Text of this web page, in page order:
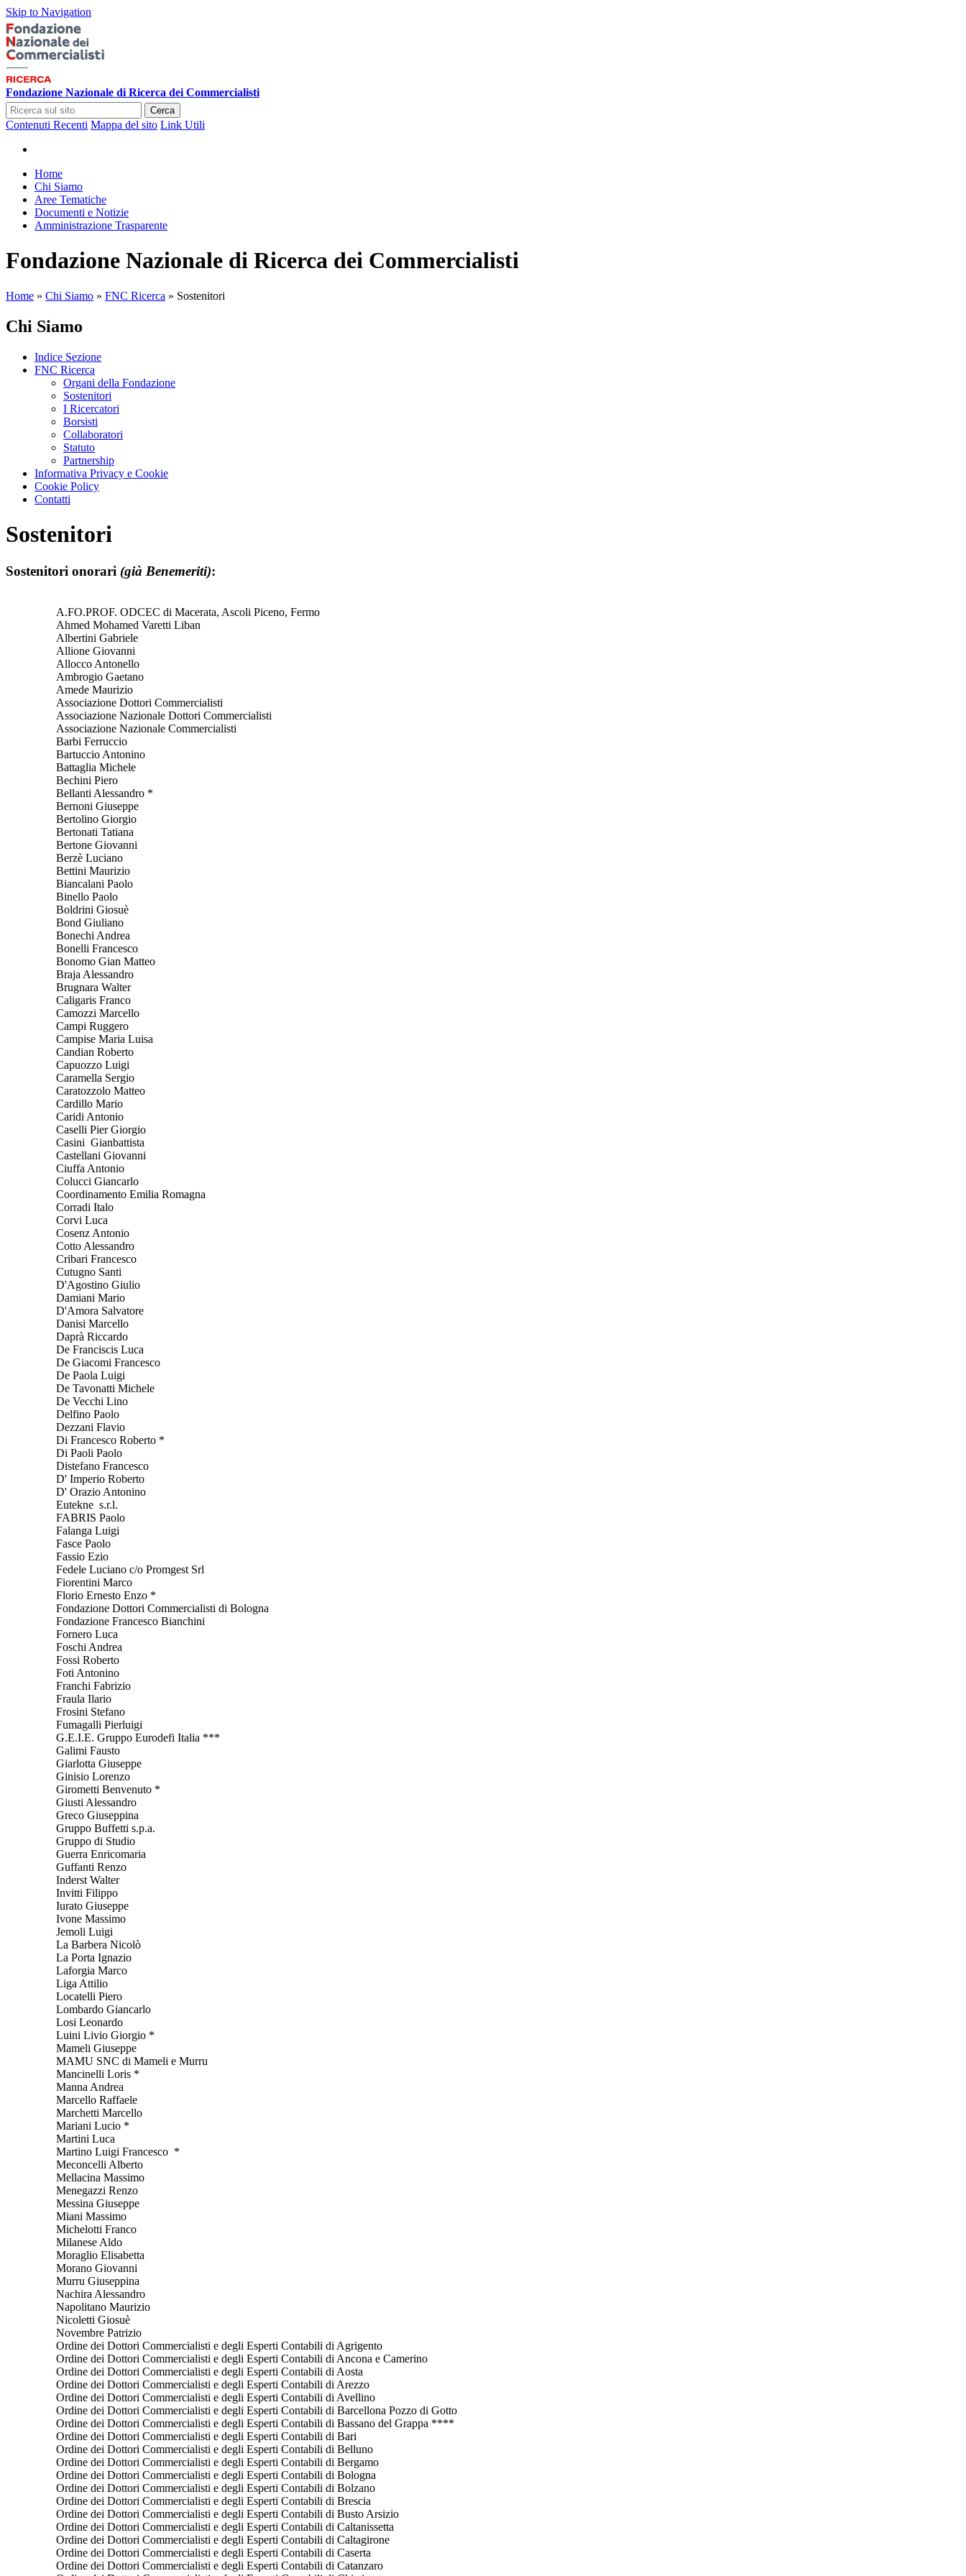
Skip to Navigation
Fondazione Nazionale di Ricerca dei Commercialisti
Cerca
Contenuti Recenti Mappa del sito Link Utili
Home
Chi Siamo
Aree Tematiche
Documenti e Notizie
Amministrazione Trasparente
Fondazione Nazionale di Ricerca dei Commercialisti
Home » Chi Siamo » FNC Ricerca » Sostenitori
Chi Siamo
Indice Sezione
FNC Ricerca
Organi della Fondazione
Sostenitori
I Ricercatori
Borsisti
Collaboratori
Statuto
Partnership
Informativa Privacy e Cookie
Cookie Policy
Contatti
Sostenitori
Sostenitori onorari (già Benemeriti):
A.FO.PROF. ODCEC di Macerata, Ascoli Piceno, Fermo
Ahmed Mohamed Varetti Liban
Albertini Gabriele
Allione Giovanni
Allocco Antonello
Ambrogio Gaetano
Amede Maurizio
Associazione Dottori Commercialisti
Associazione Nazionale Dottori Commercialisti
Associazione Nazionale Commercialisti
Barbi Ferruccio
Bartuccio Antonino
Battaglia Michele
Bechini Piero
Bellanti Alessandro *
Bernoni Giuseppe
Bertolino Giorgio
Bertonati Tatiana
Bertone Giovanni
Berzè Luciano
Bettini Maurizio
Biancalani Paolo
Binello Paolo
Boldrini Giosuè
Bond Giuliano
Bonechi Andrea
Bonelli Francesco
Bonomo Gian Matteo
Braja Alessandro
Brugnara Walter
Caligaris Franco
Camozzi Marcello
Campi Ruggero
Campise Maria Luisa
Candian Roberto
Capuozzo Luigi
Caramella Sergio
Caratozzolo Matteo
Cardillo Mario
Caridi Antonio
Caselli Pier Giorgio
Casini Gianbattista
Castellani Giovanni
Ciuffa Antonio
Colucci Giancarlo
Coordinamento Emilia Romagna
Corradi Italo
Corvi Luca
Cosenz Antonio
Cotto Alessandro
Cribari Francesco
Cutugno Santi
D'Agostino Giulio
Damiani Mario
D'Amora Salvatore
Danisi Marcello
Daprà Riccardo
De Franciscis Luca
De Giacomi Francesco
De Paola Luigi
De Tavonatti Michele
De Vecchi Lino
Delfino Paolo
Dezzani Flavio
Di Francesco Roberto *
Di Paoli Paolo
Distefano Francesco
D' Imperio Roberto
D' Orazio Antonino
Eutekne s.r.l.
FABRIS Paolo
Falanga Luigi
Fasce Paolo
Fassio Ezio
Fedele Luciano c/o Promgest Srl
Fiorentini Marco
Florio Ernesto Enzo *
Fondazione Dottori Commercialisti di Bologna
Fondazione Francesco Bianchini
Fornero Luca
Foschi Andrea
Fossi Roberto
Foti Antonino
Franchi Fabrizio
Fraula Ilario
Frosini Stefano
Fumagalli Pierluigi
G.E.I.E. Gruppo Eurodefi Italia ***
Galimi Fausto
Giarlotta Giuseppe
Ginisio Lorenzo
Girometti Benvenuto *
Giusti Alessandro
Greco Giuseppina
Gruppo Buffetti s.p.a.
Gruppo di Studio
Guerra Enricomaria
Guffanti Renzo
Inderst Walter
Invitti Filippo
Iurato Giuseppe
Ivone Massimo
Jemoli Luigi
La Barbera Nicolò
La Porta Ignazio
Laforgia Marco
Liga Attilio
Locatelli Piero
Lombardo Giancarlo
Losi Leonardo
Luini Livio Giorgio *
Mameli Giuseppe
MAMU SNC di Mameli e Murru
Mancinelli Loris *
Manna Andrea
Marcello Raffaele
Marchetti Marcello
Mariani Lucio *
Martini Luca
Martino Luigi Francesco *
Meconcelli Alberto
Mellacina Massimo
Menegazzi Renzo
Messina Giuseppe
Miani Massimo
Michelotti Franco
Milanese Aldo
Moraglio Elisabetta
Morano Giovanni
Murru Giuseppina
Nachira Alessandro
Napolitano Maurizio
Nicoletti Giosuè
Novembre Patrizio
Ordine dei Dottori Commercialisti e degli Esperti Contabili di Agrigento
Ordine dei Dottori Commercialisti e degli Esperti Contabili di Ancona e Camerino
Ordine dei Dottori Commercialisti e degli Esperti Contabili di Aosta
Ordine dei Dottori Commercialisti e degli Esperti Contabili di Arezzo
Ordine dei Dottori Commercialisti e degli Esperti Contabili di Avellino
Ordine dei Dottori Commercialisti e degli Esperti Contabili di Barcellona Pozzo di Gotto
Ordine dei Dottori Commercialisti e degli Esperti Contabili di Bassano del Grappa ****
Ordine dei Dottori Commercialisti e degli Esperti Contabili di Bari
Ordine dei Dottori Commercialisti e degli Esperti Contabili di Belluno
Ordine dei Dottori Commercialisti e degli Esperti Contabili di Bergamo
Ordine dei Dottori Commercialisti e degli Esperti Contabili di Bologna
Ordine dei Dottori Commercialisti e degli Esperti Contabili di Bolzano
Ordine dei Dottori Commercialisti e degli Esperti Contabili di Brescia
Ordine dei Dottori Commercialisti e degli Esperti Contabili di Busto Arsizio
Ordine dei Dottori Commercialisti e degli Esperti Contabili di Caltanissetta
Ordine dei Dottori Commercialisti e degli Esperti Contabili di Caltagirone
Ordine dei Dottori Commercialisti e degli Esperti Contabili di Caserta
Ordine dei Dottori Commercialisti e degli Esperti Contabili di Catanzaro